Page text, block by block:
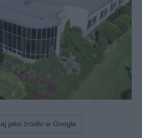
jako źródło w Google